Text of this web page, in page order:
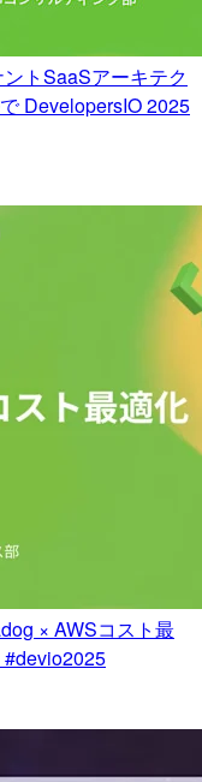
トSaaSアーキテク
DevelopersIO 2025
× AWSコスト最